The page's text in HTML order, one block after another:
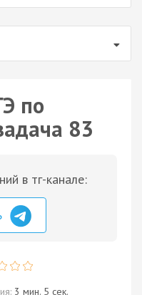
по
83
в тг-канале:
3 мин. 5 сек.